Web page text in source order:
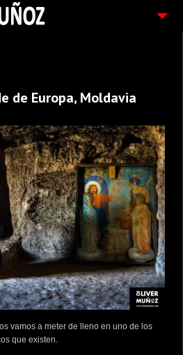
de Europa, Moldavia
vamos a meter de lleno en uno de los
que existen.